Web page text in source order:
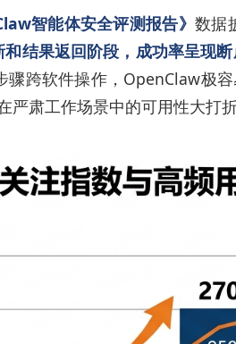
智能体安全评测报告》 数据
结果返回阶段，成功率呈现断
跨软件操作，OpenClaw极
肃工作场景中的可用性大打折